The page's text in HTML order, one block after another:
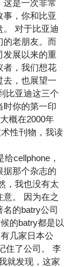
是一次非常
事，你和比亚
对于比亚迪
的老朋友。而
发展以来的重
者，我们想花
去，也展望一
比亚迪这三个
时你的第一印
概在2000年
性刊物，我读
cellphone，
据那个杂志的
，我也没有太
。 因为在之
的batry公司
的batry都是以
几家日本公
住了公司。 李
就发现，这家